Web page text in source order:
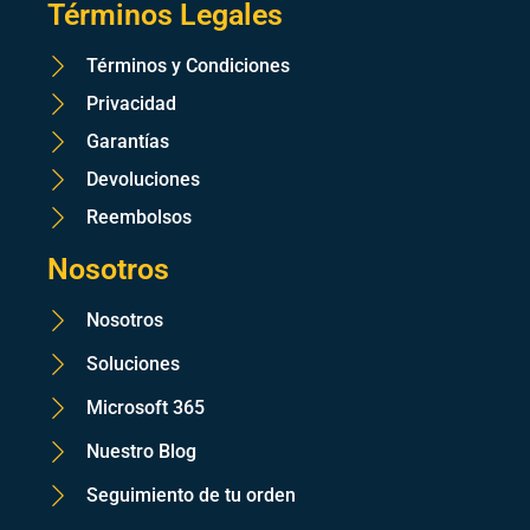
Términos Legales
Términos y Condiciones
Privacidad
Garantías
Devoluciones
Reembolsos
Nosotros
Nosotros
Soluciones
Microsoft 365
Nuestro Blog
Seguimiento de tu orden